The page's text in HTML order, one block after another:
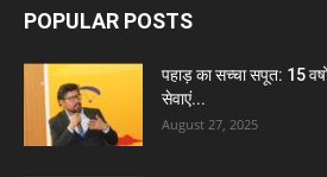
POPULAR POSTS
पहाड़ का सच्चा सपूत: 15
सेवाएं...
August 27, 2025